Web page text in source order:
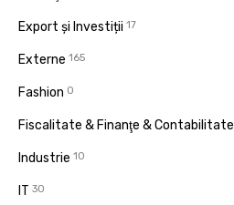
Export și Investiții 17
Externe 165
Fashion 0
Fiscalitate & Finanţe & Contabilitate
Industrie 10
IT 30